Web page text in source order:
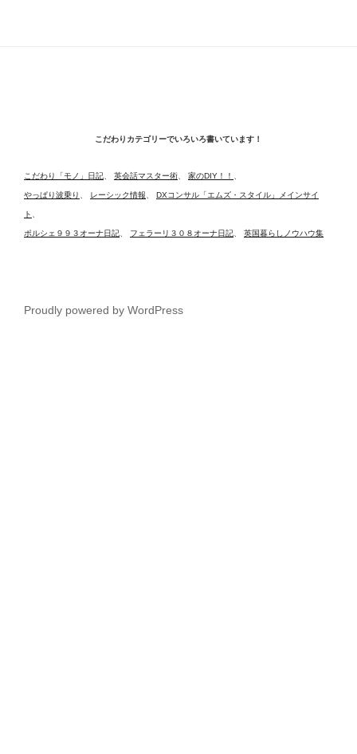
こだわりカテゴリーでいろいろ書いています！
こだわり「モノ」日記、 英会話マスター術、 家のDIY！！ 、
やっぱり波乗り 、 レーシック情報、 DXコンサル「エムズ・スタイル」メインサイ
ト 、
ポルシェ９９３オーナ日記、 フェラーリ３０８オーナ日記、 英国暮らしノウハウ集
Proudly powered by WordPress